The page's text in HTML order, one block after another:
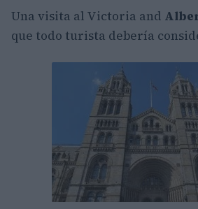
Una visita al Victoria and
que todo turista debería